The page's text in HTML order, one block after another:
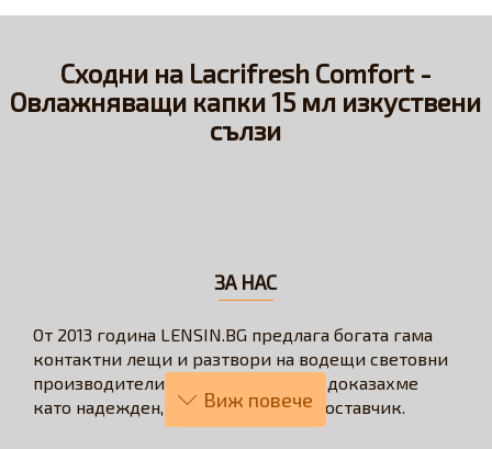
Сходни на Lacrifresh Comfort -
Овлажняващи капки 15 мл изкуствени
сълзи
ЗА НАС
От 2013 година LENSIN.BG предлага богата гама
контактни лещи и разтвори на водещи световни
производители. През годините се доказахме
като надежден, бърз и коректен доставчик.